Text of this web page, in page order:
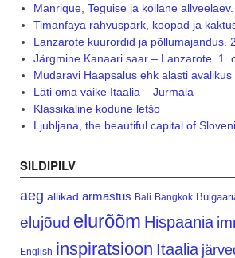
Manrique, Teguise ja kollane
Timanfaya rahvuspark, koopad ja
Lanzarote kuurordid ja põllumajandus.
Järgmine Kanaari saar – Lanzarote. 1.
Mudaravi Haapsalus ehk alasti avalikus
Läti oma väike Itaalia – Jurmala
Klassikaline kodune letšo
Ljubljana, the beautiful capital of
SILDIPILV
aeg allikad armastus Bali Bangkok
elujõud elurõõm Hispaania
English inspiratsioon Itaalia